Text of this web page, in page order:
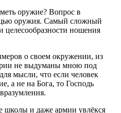
оружие? Вопрос в
оружия. Самый сложный
целесообразности ношения
о своем окружении, из
не выдуманы мною под
мысли, что если человек
а не на Бога, то Господь
и даже армии увлёкся